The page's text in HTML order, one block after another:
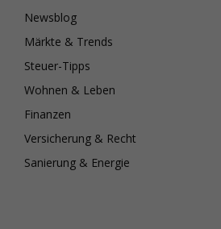
Newsblog
Märkte & Trends
Steuer-Tipps
Wohnen & Leben
Finanzen
Versicherung & Recht
Sanierung & Energie